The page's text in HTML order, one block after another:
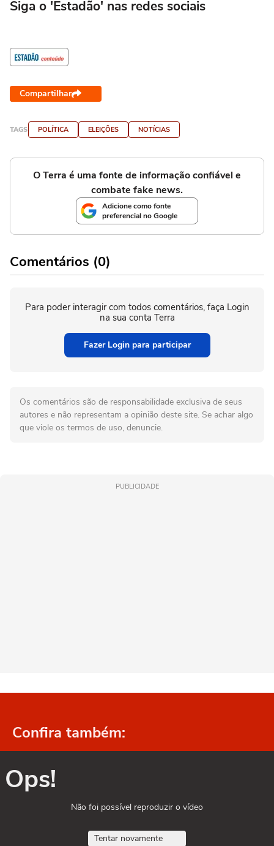
Siga o 'Estadão' nas redes sociais
Compartilhar
TAGS POLÍTICA ELEIÇÕES NOTÍCIAS
O Terra é uma fonte de informação confiável e
combate fake news.
Adicione como fonte
preferencial no Google
Comentários (0)
Para poder interagir com todos comentários, faça Login
na sua conta Terra
Fazer Login para participar
Os comentários são de responsabilidade exclusiva de seus
autores e não representam a opinião deste site. Se achar algo
que viole os termos de uso, denuncie.
PUBLICIDADE
Confira também:
Ops!
Não foi possível reproduzir o vídeo
Tentar novamente